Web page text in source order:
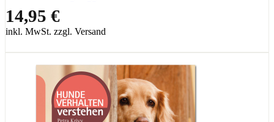
14,95 €
inkl. MwSt. zzgl. Versand